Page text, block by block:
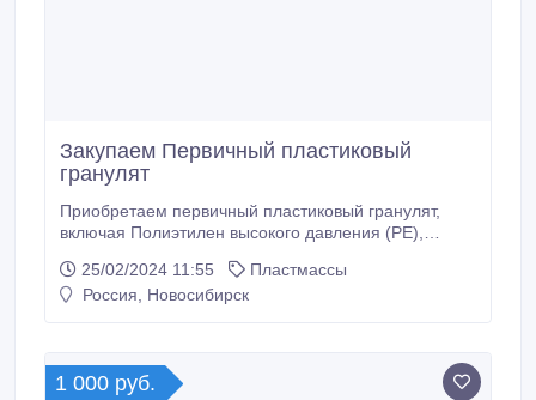
Закупаем Первичный пластиковый
гранулят
Приобретаем первичный пластиковый гранулят,
включая Полиэтилен высокого давления (PE),
Полиэтилен (LDPE), Линейный низкоденсити
Полиэтилен (LLDPE), Акрилонитрил бутадиен
Этилвиниловый сплав (EVA).
25/02/2024 11:55
Пластмассы
Россия, Новосибирск
1 000 руб.